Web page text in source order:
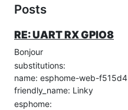
Posts
RE: UART RX GPIO8
Bonjour
substitutions:
name: esphome-web-f515d4
friendly_name: Linky
esphome: